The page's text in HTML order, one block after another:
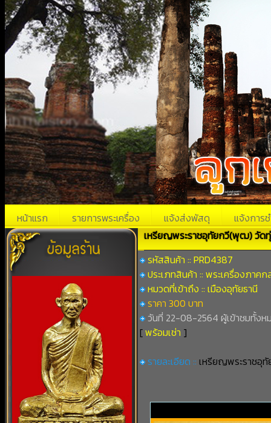
หน้าแรก รายการพระเครื่อง แจ้งส่งพัสดุ แจ้งการช
เหรียญพระราชอุทัยกวี(พุฒ) วัด
รหัสสินค้า :: PRD4387
ประเภทสินค้า :: พระเครื่องภาคก
หมวดที่เข้าถึง :: เมืองอุทัยธานี
ราคา 300 บาท
วันที่ 22-08-2564 ผู้เข้าชมทั้งห
[พร้อมเช่า ]
รายละเอียด :: เหรียญพระราชอุ